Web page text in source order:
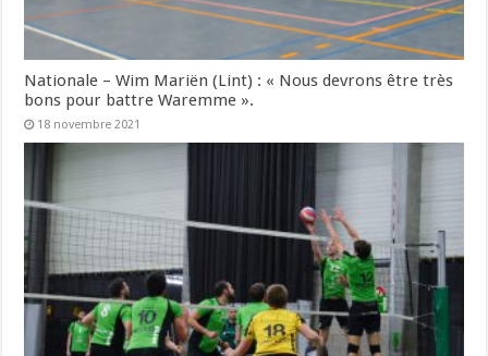
Nationale – Wim Mariën (Lint) : « Nous devrons être très
bons pour battre Waremme ».
18 novembre 2021